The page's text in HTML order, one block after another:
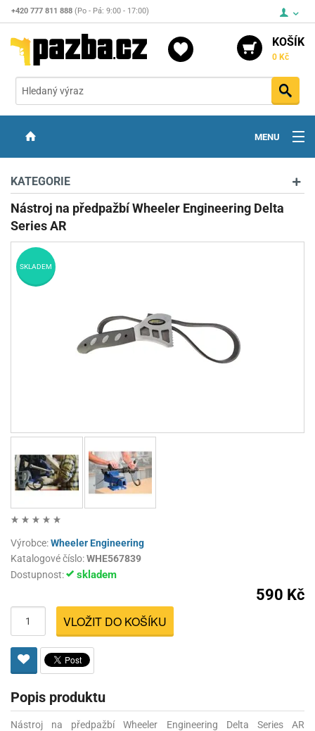
+420 777 811 888 (Po - Pá: 9:00 - 17:00)
KOŠÍK
0 Kč
MENU
OPTIKA
STŘELIVO
PŘÍSLUŠENSTVÍ
DETEKTORY KOVŮ
KATEGORIE
Nástroj na předpažbí Wheeler Engineering Delta
Series AR
SKLADEM
Výrobce:Wheeler Engineering
Katalogové číslo:WHE567839
Dostupnost:
skladem
590 Kč
VLOŽIT DO KOŠÍKU
Popis produktu
Nástroj na předpažbí Wheeler Engineering Delta Series AR